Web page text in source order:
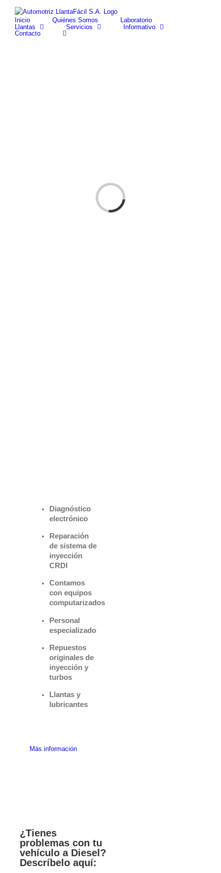
content
facebook
youtube
Inicio
Quiénes Somos
Laboratorio
Llantas
Servicios
Informativo
Contacto
Cargando...
Diagnóstico
electrónico
Reparación
de sistema de
inyección
CRDI
Contamos
con equipos
computarizados
Personal
especializado
Repuestos
originales de
inyección y
turbos
Llantas y
lubricantes
Más información
¿Tienes
problemas con tu
vehículo a Diesel?
Descríbelo aquí: